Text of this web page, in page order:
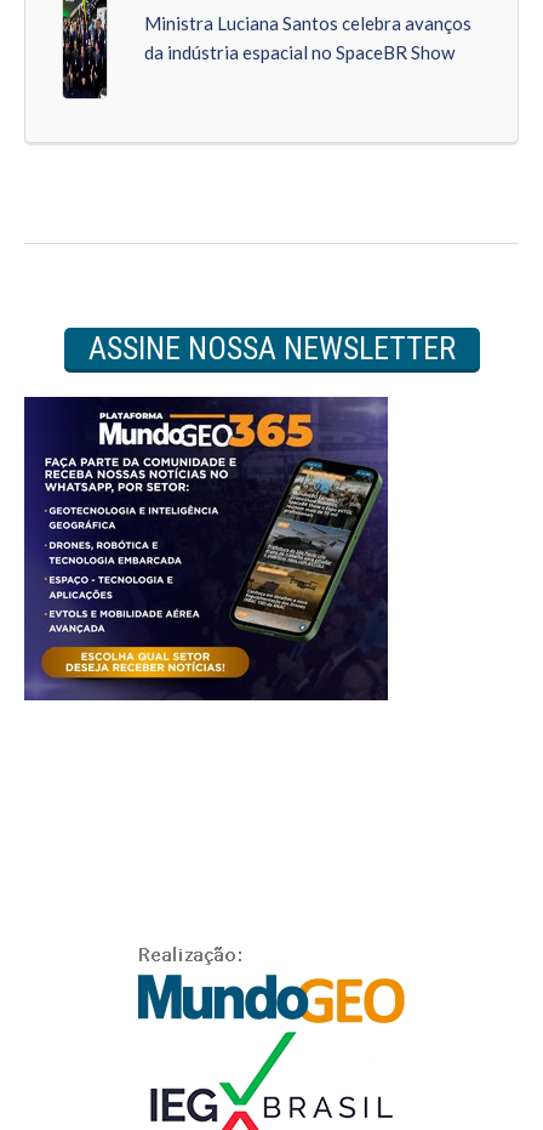
Ministra Luciana Santos celebra avanços
da indústria espacial no SpaceBR Show
ASSINE NOSSA NEWSLETTER